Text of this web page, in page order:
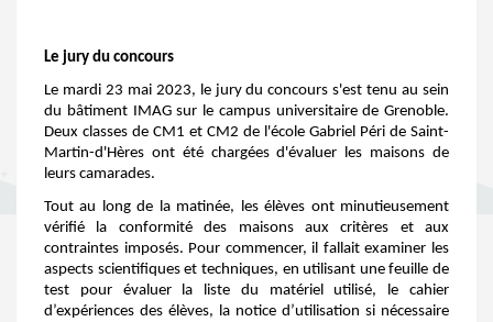
Le jury du concours
Le mardi 23 mai 2023, le jury du concours s'est tenu au sein
du bâtiment IMAG sur le campus universitaire de Grenoble.
Deux classes de CM1 et CM2 de l'école Gabriel Péri de Saint-
Martin-d'Hères ont été chargées d'évaluer les maisons de
leurs camarades.
Tout au long de la matinée, les élèves ont minutieusement
vérifié la conformité des maisons aux critères et aux
contraintes imposés. Pour commencer, il fallait examiner les
aspects scientifiques et techniques, en utilisant une feuille de
test pour évaluer la liste du matériel utilisé, le cahier
d’expériences des élèves, la notice d’utilisation si nécessaire